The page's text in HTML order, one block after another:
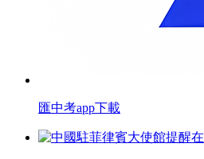
匯中考app下載